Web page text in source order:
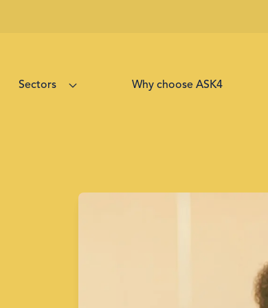
Sektorer Hvorfor vælge ASK4?